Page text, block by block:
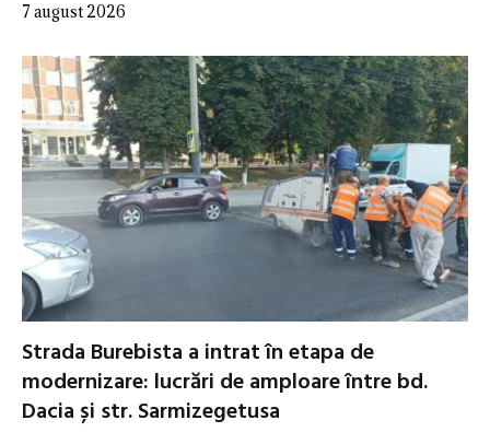
7 august 2026
Strada Burebista a intrat în etapa de
modernizare: lucrări de amploare între bd.
Dacia și str. Sarmizegetusa